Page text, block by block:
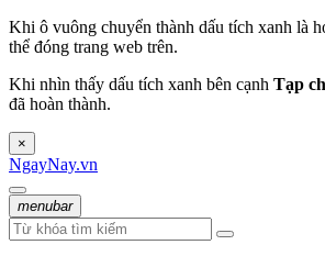
Khi ô vuông chuyển thành dấu tích xanh là
thể đóng trang web trên.
Khi nhìn thấy dấu tích xanh bên cạnh Tạp
đã hoàn thành.
×
NgayNay.vn
menubar